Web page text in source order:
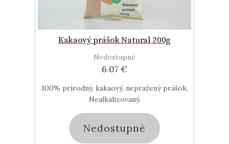
Kakaový prášok Natural 200g
Nedostupné
6.07 €
100% prírodný, kakaový, nepražený prášok.
Nealkalizovaný.
Nedostupné